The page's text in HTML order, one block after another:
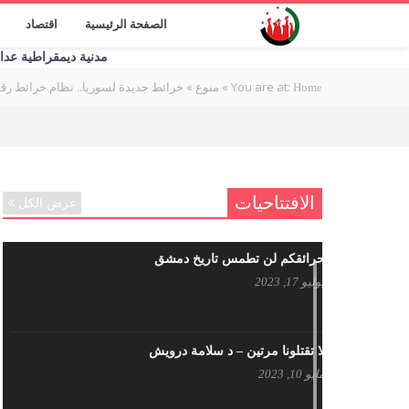
الصفحة الرئيسية اقتصاد
مدنية ديمقراطية عدالة
You are at: Home
» منوع » خرائط جديدة لسوريا.. نظام
الافتتاحيات عرض الكل
حرائقكم لن تطمس تاريخ دمشق
يوليو 17, 2023
لا تقتلونا مرتين – د سلامة درويش
مايو 10, 2023